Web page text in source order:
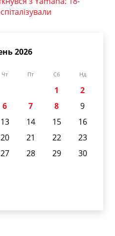
2026
Чт Пт Сб Нд
1
2
6 7 8
9
13 14 15
16
20 21 22
23
27 28 29
30